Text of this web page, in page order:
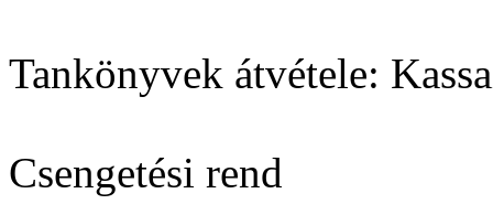
Tankönyvek átvétele:
Csengetési rend